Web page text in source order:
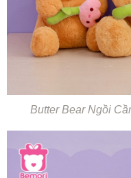
Butter Bear Ngồi